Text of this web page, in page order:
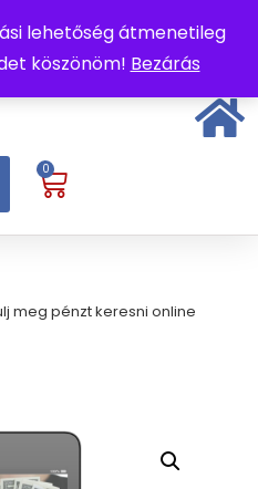
lehetőség átmenetileg
köszönöm! Bezárás
0
meg pénzt keresni online